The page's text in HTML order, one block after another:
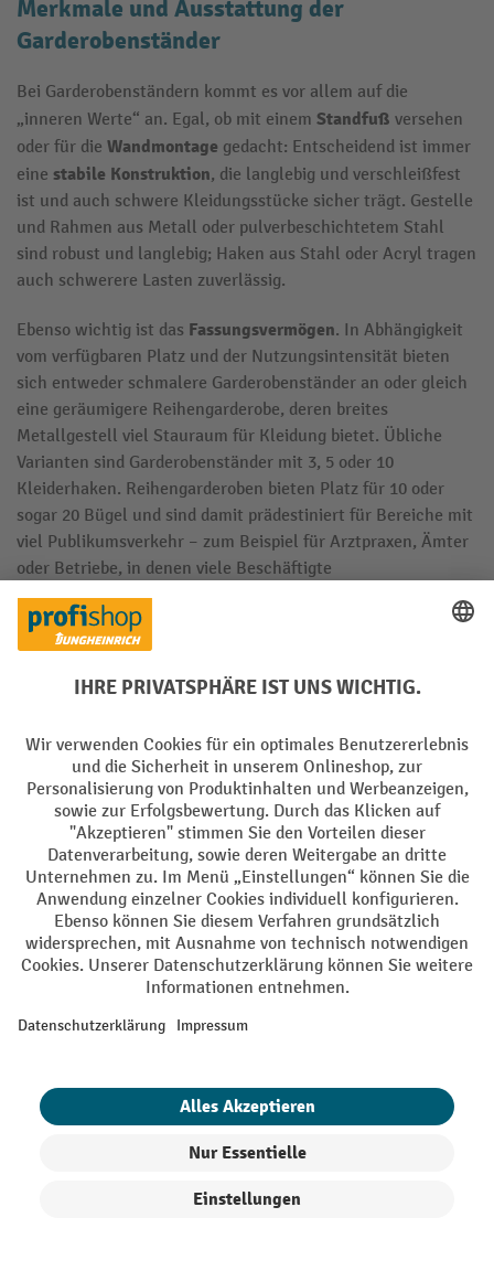
Merkmale und Ausstattung der
Garderobenständer
Bei Garderobenständern kommt es vor allem auf die
„inneren Werte“ an. Egal, ob mit einem Standfuß versehen
oder für die Wandmontage gedacht: Entscheidend ist immer
eine stabile Konstruktion, die langlebig und verschleißfest
ist und auch schwere Kleidungsstücke sicher trägt. Gestelle
und Rahmen aus Metall oder pulverbeschichtetem Stahl
sind robust und langlebig; Haken aus Stahl oder Acryl tragen
auch schwerere Lasten zuverlässig.
Ebenso wichtig ist das Fassungsvermögen. In Abhängigkeit
vom verfügbaren Platz und der Nutzungsintensität bieten
sich entweder schmalere Garderobenständer an oder gleich
eine geräumigere Reihengarderobe, deren breites
Metallgestell viel Stauraum für Kleidung bietet. Übliche
Varianten sind Garderobenständer mit 3, 5 oder 10
Kleiderhaken. Reihengarderoben bieten Platz für 10 oder
sogar 20 Bügel und sind damit prädestiniert für Bereiche mit
viel Publikumsverkehr – zum Beispiel für Arztpraxen, Ämter
oder Betriebe, in denen viele Beschäftigte
regelmäßigArbeitskleidung
Generell gilt: Je höher die
sollte der Garderobenständer belegt werden. Das gilt vor
allem für Modelle – meistens klassische Kleiderständer –,
Eine ungleiche Beladung mit schweren Kleidungsstücken
kann dazu führen, dass der Garderobenständer umkippt. Je
nach Modell sorgen Gewichte im Fußelement solcher
Garderobenständer für einen stabileren Stand. Die Stärke
klassischer Rundgarderobenständer: Sie lassen sich bequem
selbst in kleinen Ecken aufstellen und eigenen sich deshalb
für Bereiche, in denen nicht viel Platz zur Verfügung steht.
Ausstattungsmerkmale
Doppelhaken, ein
oder
Hakenkrone
Kleiderständer) sorgen